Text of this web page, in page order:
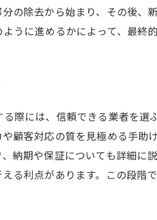
の除去から始まり、その後、
うに進めるかによって、最終
際には、信頼できる業者を
顧客対応の質を見極める手
納期や保証についても詳細
る利点があります。この段階